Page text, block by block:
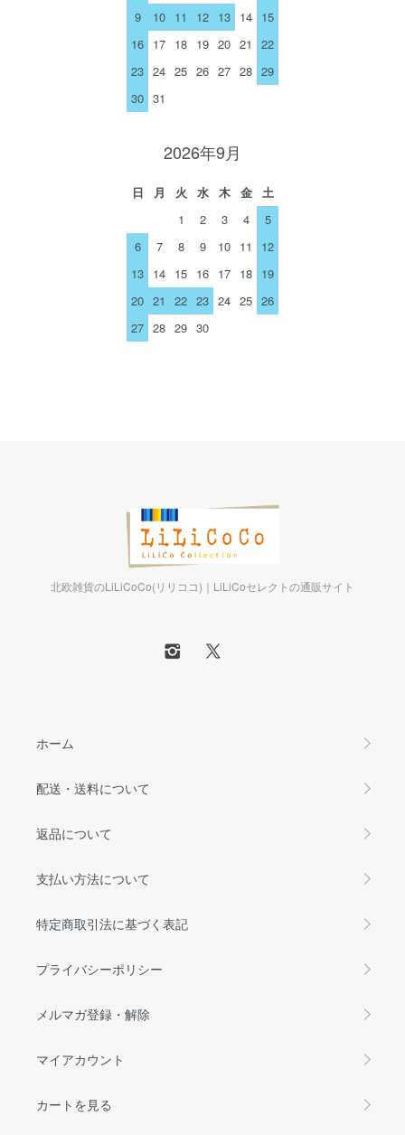
9
10 11 12 13 14 15
16 17 18 19 20 21
22
23 24 25 26 27 28 29
30 31
2026年9月
日 月 火 水 木 金
土
1
2 3 4
5
6
7 8 9 10 11
12
13 14 15 16 17 18 19
20 21 22 23 24 25 26
27 28 29 30
北欧雑貨のLiLiCoCo(リリココ)｜LiLiCoセレクトの通販サイト
ホーム
配送・送料について
返品について
支払い方法について
特定商取引法に基づく表記
プライバシーポリシー
メルマガ登録・解除
マイアカウント
カートを見る